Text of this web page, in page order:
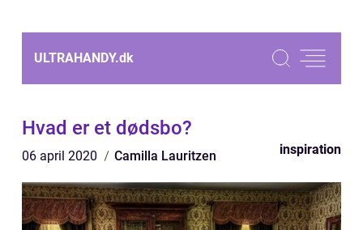
ULTRAHANDY.dk
Hvad er et dødsbo?
06 april 2020 Camilla Lauritzen inspiration